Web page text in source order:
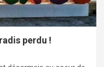
perdu !